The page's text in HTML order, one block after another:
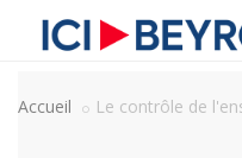
Accueil Le contrôle de